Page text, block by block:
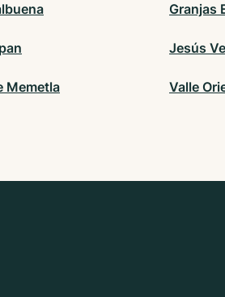
Granjas
Jesús
Memetla Valle